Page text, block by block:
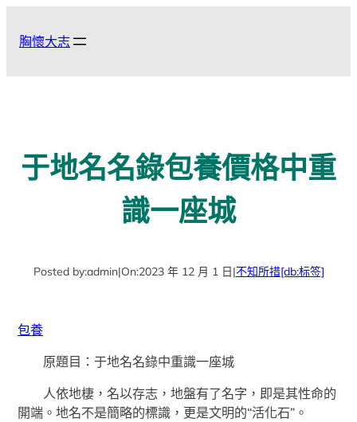
胸懷大志
于地名名錄包養價格中重
識一座城
Posted by:admin|On:2023 年 12 月 1 日|不知所措[db:标签]
包養
原題目：于地名名錄中重識一座城
人依地棲，名以存志，地盤有了名字，即是其性命的
開端。地名不是簡略的標識，更是文明的“活化石”。